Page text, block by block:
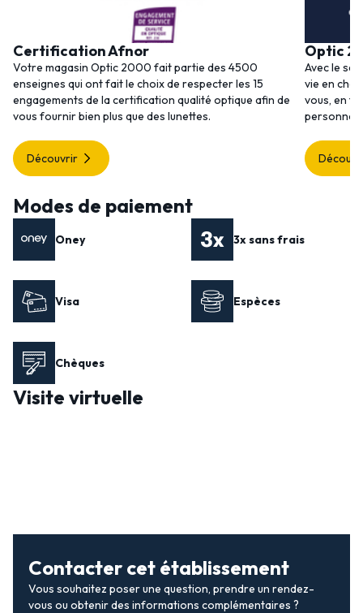
Certification Afnor
Votre magasin Optic 2000 fait partie des 4500
enseignes qui ont fait le choix de respecter les 15
engagements de la certification qualité optique afin de
vous fournir bien plus que des lunettes.
Découvrir
Optic
Avec le
vie en
vous, en
Modes de paiement
Oney 3x sans frais
Visa Espèces
Chèques
Visite virtuelle
Contacter cet établissement
Vous souhaitez poser une question, prendre un rendez-
vous ou obtenir des informations complémentaires ?